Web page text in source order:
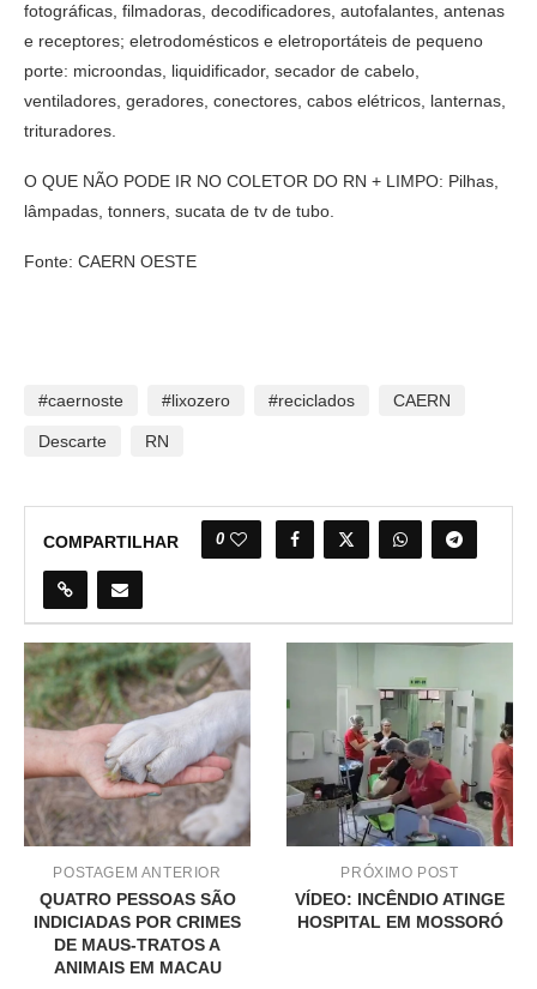
fotográficas, filmadoras, decodificadores, autofalantes, antenas
e receptores; eletrodomésticos e eletroportáteis de pequeno
porte: microondas, liquidificador, secador de cabelo,
ventiladores, geradores, conectores, cabos elétricos, lanternas,
trituradores.
O QUE NÃO PODE IR NO COLETOR DO RN + LIMPO: Pilhas,
lâmpadas, tonners, sucata de tv de tubo.
Fonte: CAERN OESTE
#caernoste #lixozero #reciclados CAERN
Descarte RN
COMPARTILHAR 0
POSTAGEM ANTERIOR
QUATRO PESSOAS SÃO
INDICIADAS POR CRIMES
DE MAUS-TRATOS A
ANIMAIS EM MACAU
PRÓXIMO POST
VÍDEO: INCÊNDIO ATINGE
HOSPITAL EM MOSSORÓ